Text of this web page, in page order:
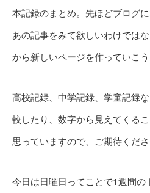
本記録のまとめ。先ほどブログ
あの記事をみて欲しいわけでは
から新しいページを作っていこう
高校記録、中学記録、学童記録
較したり、数字から見えてくる
思っていますので、ご期待くださ
今日は日曜日ってことで1週間